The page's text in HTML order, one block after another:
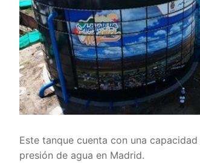
Este tanque cuenta con una
presión de agua en Madrid.